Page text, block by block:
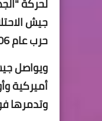
جيش
حرب عام 2006 بين الجانبين.
ويواصل
أميركية
وتدمرها